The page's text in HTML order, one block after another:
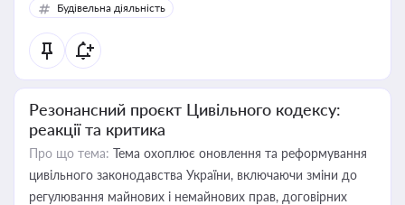
Будівельна діяльність
Резонансний проєкт Цивільного кодексу:
реакції та критика
Про що тема: Тема охоплює оновлення та реформування
цивільного законодавства України, включаючи зміни до
регулювання майнових і немайнових прав, договірних